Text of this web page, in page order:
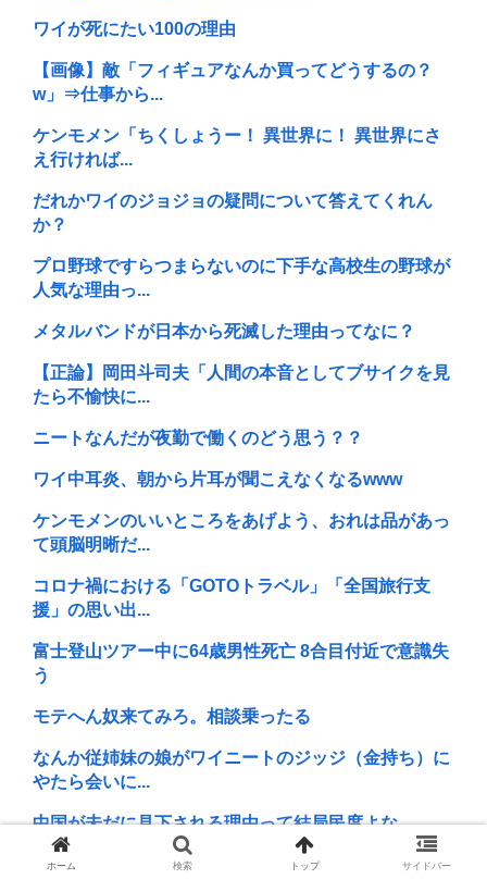
ワイが死にたい100の理由
【画像】敵「フィギュアなんか買ってどうするの？
w」⇒仕事から...
ケンモメン「ちくしょうー！ 異世界に！ 異世界にさ
え行ければ...
だれかワイのジョジョの疑問について答えてくれん
か？
プロ野球ですらつまらないのに下手な高校生の野球が
人気な理由っ...
メタルバンドが日本から死滅した理由ってなに？
【正論】岡田斗司夫「人間の本音としてブサイクを見
たら不愉快に...
ニートなんだが夜勤で働くのどう思う？？
ワイ中耳炎、朝から片耳が聞こえなくなるwww
ケンモメンのいいところをあげよう、おれは品があっ
て頭脳明晰だ...
コロナ禍における「GOTOトラベル」「全国旅行支
援」の思い出...
富士登山ツアー中に64歳男性死亡 8合目付近で意識失
う
モテへん奴来てみろ。相談乗ったる
なんか従姉妹の娘がワイニートのジッジ（金持ち）に
やたら会いに...
中国が未だに見下される理由って結局民度よな
『スマホFPS』←こいつが覇権取れなかった理由
ホーム 検索 トップ サイドバー